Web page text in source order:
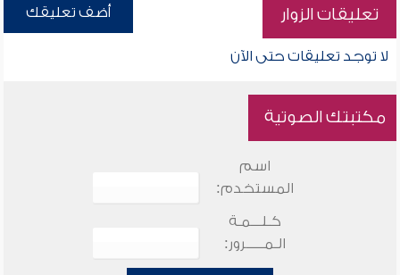
تعليقات الزوار أضف تعليقك
لا توجد تعليقات حتى الآن
مكتبتك الصوتية
اسم
المستخدم:
كـلـــمـة
الـمـــــرور: